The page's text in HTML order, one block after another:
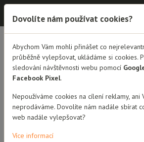
Dobrá rodina - semináře
PŘEHLED LEKTORŮ MGR. PETR NAJMAN
Mgr. Petr Najman
Dovolíte nám používat cookies?
Abychom Vám mohli přinášet co
průběžně vylepšovat, ukládáme si cookies.
sledování návštěvnosti webu pomocí
Facebook Pixel.
Nepoužíváme cookies na cílení reklamy, ani
neprodáváme. Dovolíte nám nadále sbírat
web nadále vylepšovat?
Více informací